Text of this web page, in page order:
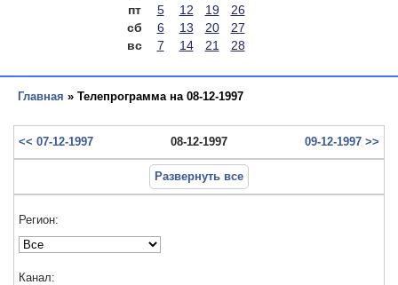
пт
5 12 19
26
сб
6 13 20
27
вс
7 14 21 28
Главная » Телепрограмма на 08-12-1997
<< 07-12-1997 08-12-1997 09-12-1997 >>
Развернуть все
Регион:
Канал: